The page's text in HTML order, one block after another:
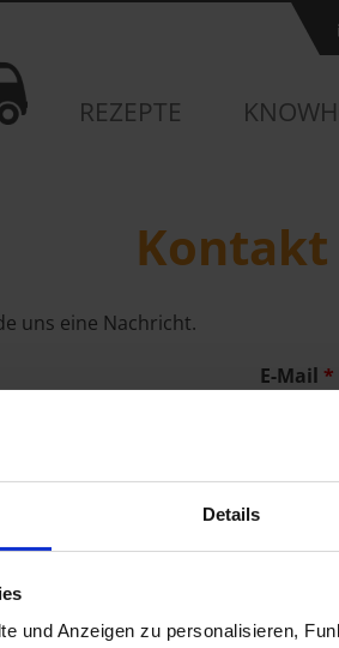
Details
und Anzeigen zu personalisieren,
REZEPTE
Kontakt
uns eine Nachricht.
E-Mail